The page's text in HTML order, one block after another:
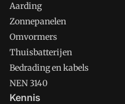
Aarding
Zonnepanelen
Omvormers
Thuisbatterijen
Bedrading en kabels
NEN 3140
Kennis